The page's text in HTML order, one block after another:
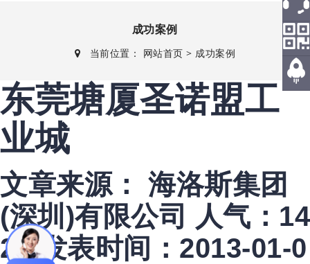
成功案例
当前位置： 网站首页 > 成功案例
东莞塘厦圣诺盟工
业城
文章来源： 海洛斯集团
(深圳)有限公司
人气：14
26 发表时间：2013-01-0
热线
微信